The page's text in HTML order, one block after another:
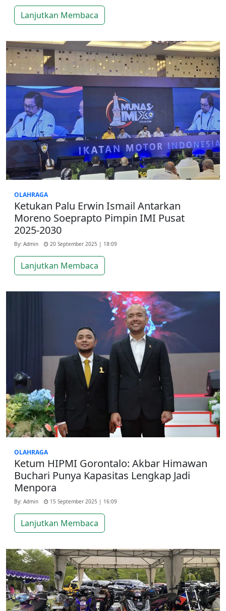
Lanjutkan Membaca
OLAHRAGA
Ketukan Palu Erwin Ismail Antarkan
Moreno Soeprapto Pimpin IMI Pusat
2025-2030
By: Admin 20 September 2025 | 18:09
Lanjutkan Membaca
OLAHRAGA
Ketum HIPMI Gorontalo: Akbar Himawan
Buchari Punya Kapasitas Lengkap Jadi
Menpora
By: Admin 15 September 2025 | 16:09
Lanjutkan Membaca